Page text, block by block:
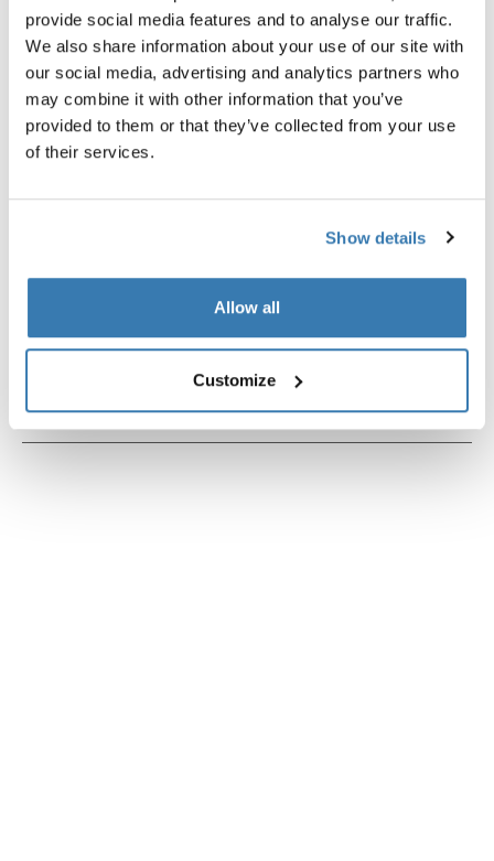
provide social media features and to analyse our traffic.
We also share information about your use of our site with
our social media, advertising and analytics partners who
may combine it with other information that you’ve
provided to them or that they’ve collected from your use
of their services.
Show details
Allow all
Customize
fijación de smartphone para bicicleta
negro
clip para arnés negro
Toggle features
Todas las características
Toggle techspec
Especificaciones técnicas
Toggle guides and instructions
Instrucciones